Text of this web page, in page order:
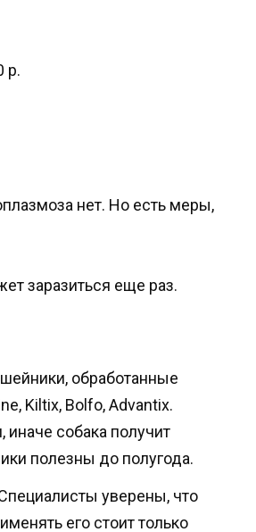
р.
нет. Но есть меры,
заразиться еще раз.
обработанные
Kiltix, Bolfo, Advantix.
собака получит
полезны до полугода.
уверены, что
его стоит только